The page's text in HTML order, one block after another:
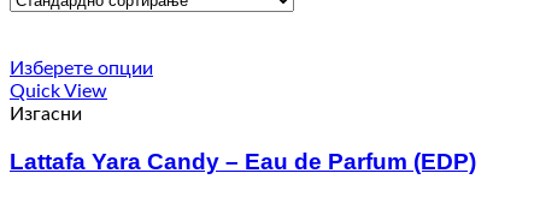
Изберете опции
Quick View
Изгасни
Lattafa Yara Candy – Eau de Parfum (EDP)